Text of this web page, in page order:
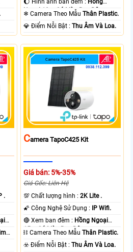
Ngoại 10m Có Màu Ban Ðêm.
❄ Camera Theo MẫuThân Plastic.
️💎 Điểm Nỗi Bật :Thu Âm Và Loa.
.
CAmera TapoC425 Kit
Giá bán: 5%-35%
Giá Gốc: Liên Hệ
💯 Chất lượng hình :2K Lite .
🌠 Công Nghệ Sử Dụng : IP Wifi.
🔴 Xem ban đêm : Hồng Ngoại
15m Có Màu Ban Ðêm.
⛓ Camera Theo MẫuThân Plastic.
️☣️ Điểm Nỗi Bật :Thu Âm Và Loa.